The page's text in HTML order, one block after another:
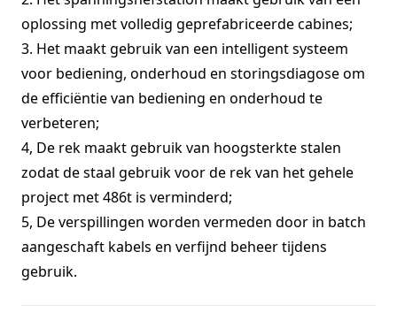
oplossing met volledig geprefabriceerde cabines;
3. Het maakt gebruik van een intelligent systeem
voor bediening, onderhoud en storingsdiagose om
de efficiëntie van bediening en onderhoud te
verbeteren;
4, De rek maakt gebruik van hoogsterkte stalen
zodat de staal gebruik voor de rek van het gehele
project met 486t is verminderd;
5, De verspillingen worden vermeden door in batch
aangeschaft kabels en verfijnd beheer tijdens
gebruik.